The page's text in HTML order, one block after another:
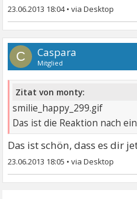
23.06.2013 18:04•
C Caspara
Mitglied
Zitat von monty:
smilie_happy_299.gif
Das ist die Reaktion nach
Das ist schön, dass es dir
23.06.2013 18:05 •